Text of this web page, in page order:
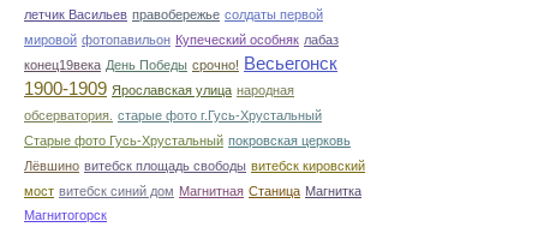
летчик Васильев правобережье солдаты первой
мировой фотопавильон Купеческий особняк лабаз
конец19века День Победы срочно! Весьегонск
1900-1909 Ярославская улица народная
обсерватория. старые фото г.Гусь-Хрустальный
Старые фото Гусь-Хрустальный покровская церковь
Лёвшино витебск площадь свободы витебск кировский
мост витебск синий дом Магнитная Станица Магнитка
Магнитогорск